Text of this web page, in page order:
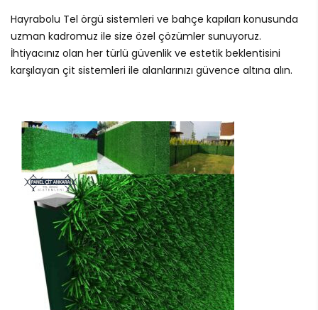
Hayrabolu Tel örgü sistemleri ve bahçe kapıları konusunda
uzman kadromuz ile size özel çözümler sunuyoruz.
İhtiyacınız olan her türlü güvenlik ve estetik beklentisini
karşılayan çit sistemleri ile alanlarınızı güvence altına alın.